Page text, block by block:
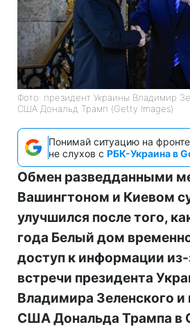
Фото: президент Украины Владимир
США Дональд Трамп (Getty Images)
Понимай ситуацию на
не слухов с РБК-Украина в
Обмен разведданными
Вашингтоном и Киевом
улучшился после того,
года Белый дом
доступ к информации из-
встречи президента
Владимира Зеленского и
США Дональда Трампа в